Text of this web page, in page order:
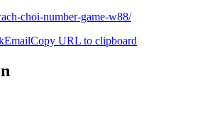
choi-number-game-w88/
EmailCopy URL to clipboard